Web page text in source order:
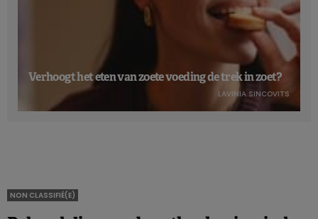
Verhoogt het eten van zoete voeding de trek in zoet?
LAVINIA SINCOVITS
NON CLASSIFIÉ(E)